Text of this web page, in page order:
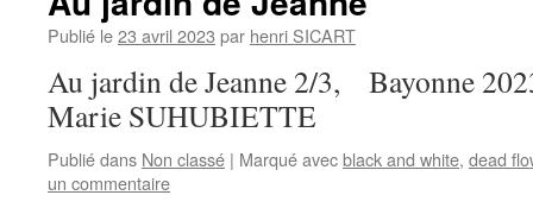
Publié le23 avril 2023 par henri SICART
Au jardin de Jeanne 2/3, Bayonne
Marie SUHUBIETTE
Publié dans Non classé | Marqué avecblack and white, dead
un commentaire